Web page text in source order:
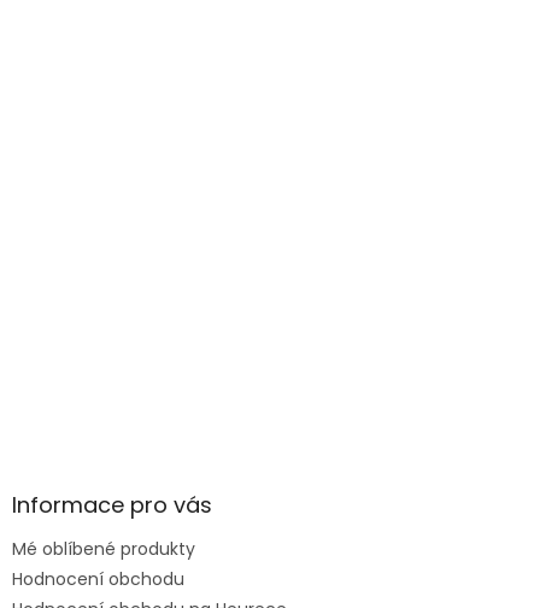
Informace pro vás
Mé oblíbené produkty
Hodnocení obchodu